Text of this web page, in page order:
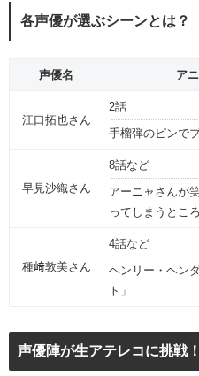
各声優が選ぶシーンとは？
声優名 ア
江口拓也さん
2話
手榴弾のピンで
早見沙織さん
8話など
アーニャさんが
ってしまうところ
種﨑敦美さん
4話など
ヘンリー・ヘン
ト」
声優陣が生アテレコに挑戦！